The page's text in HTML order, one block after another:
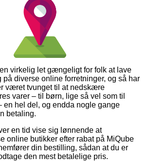
virkelig let gængeligt for folk at lave
på diverse online forretninger, og så har
været tvunget til at nedskære
varer – til børn, lige så vel som til
en hel del, og endda nogle gange
betaling.
en tid vise sig lønnende at
online butikker efter rabat på MiQube
din bestilling, sådan at du er
den mest betalelige pris.